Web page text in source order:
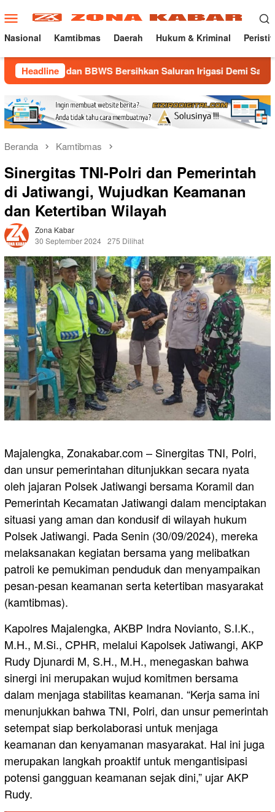
ke
konten
Menu
Mobile
Nasional Kamtibmas Daerah Hukum & Kriminal
Headline
BBWS Bersihkan Saluran Irigasi Demi Sawah Tetap Terairi
Beranda Kamtibmas
Sinergitas TNI-Polri dan Pemerintah
di Jatiwangi, Wujudkan Keamanan
dan Ketertiban Wilayah
Zona Kabar
30 September 2024 275 Dilihat
Majalengka, Zonakabar.com – Sinergitas TNI, Polri,
dan unsur pemerintahan ditunjukkan secara nyata
oleh jajaran Polsek Jatiwangi bersama Koramil dan
Pemerintah Kecamatan Jatiwangi dalam menciptakan
situasi yang aman dan kondusif di wilayah hukum
Polsek Jatiwangi. Pada Senin (30/09/2024), mereka
melaksanakan kegiatan bersama yang melibatkan
patroli ke pemukiman penduduk dan menyampaikan
pesan-pesan keamanan serta ketertiban masyarakat
(kamtibmas).
Kapolres Majalengka, AKBP Indra Novianto, S.I.K.,
M.H., M.Si., CPHR, melalui Kapolsek Jatiwangi, AKP
Rudy Djunardi M, S.H., M.H., menegaskan bahwa
sinergi ini merupakan wujud komitmen bersama
dalam menjaga stabilitas keamanan. “Kerja sama ini
menunjukkan bahwa TNI, Polri, dan unsur pemerintah
setempat siap berkolaborasi untuk menjaga
keamanan dan kenyamanan masyarakat. Hal ini juga
merupakan langkah proaktif untuk mengantisipasi
potensi gangguan keamanan sejak dini,” ujar AKP
Rudy.